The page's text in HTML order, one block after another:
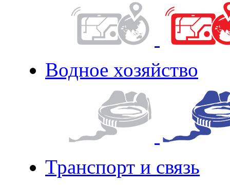
Водное хозяйство
Транспорт и связь